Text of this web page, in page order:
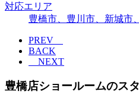
対応エリア
豊橋市、豊川市、新城市
PREV
BACK
NEXT
豊橋店ショールームのス